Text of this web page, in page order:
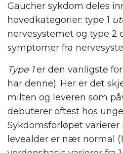
Gaucher sykdom deles
hovedkategorier: type 1
nervesystemet og type 2
symptomer fra
Type 1er den vanligste
har denne). Her er det
milten og leveren som
debuterer oftest hos
Sykdomsforløpet varierer
levealder er nær normal